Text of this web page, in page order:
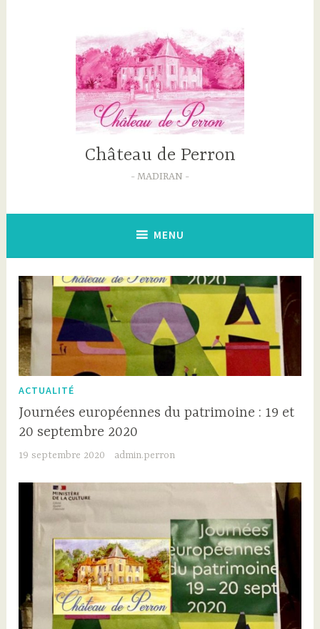
Château de Perron
MADIRAN
MENU
ACTUALITÉ
Journées européennes du patrimoine : 19 et
20 septembre 2020
19 septembre 2020 admin.perron